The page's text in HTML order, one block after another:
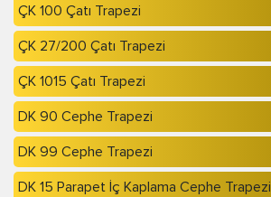
ÇK 100 Çatı Trapezi
ÇK 27/200 Çatı Trapezi
ÇK 1015 Çatı Trapezi
DK 90 Cephe Trapezi
DK 99 Cephe Trapezi
DK 15 Parapet İç Kaplama Cephe Trapezi